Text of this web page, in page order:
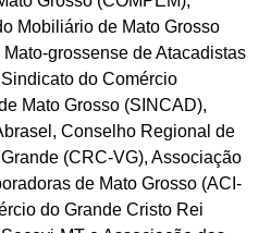
Mobiliário de Mato Grosso
grossense de Atacadistas
do Comércio
Mato Grosso (SINCAD),
Conselho Regional de
(CRC-VG), Associação
de Mato Grosso (ACI-
do Grande Cristo Rei